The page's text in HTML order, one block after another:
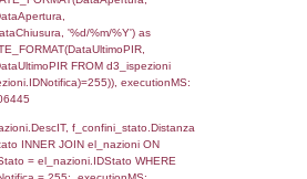
a1_stabilimento.*,
el_province.citta as
as RegioneST,
el_province_1.citta as
LEFT JOIN el_comuni
=